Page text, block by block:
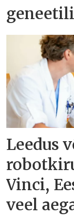
Leedus
Vinci,
veel